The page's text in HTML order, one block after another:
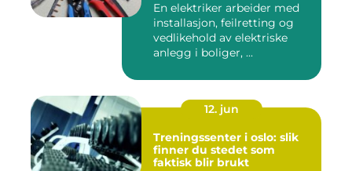
En elektriker arbeider med
installasjon, feilretting og
vedlikehold av elektriske
anlegg i boliger, ...
12. jun
Treningssenter i oslo: slik
finner du stedet som
faktisk blir brukt